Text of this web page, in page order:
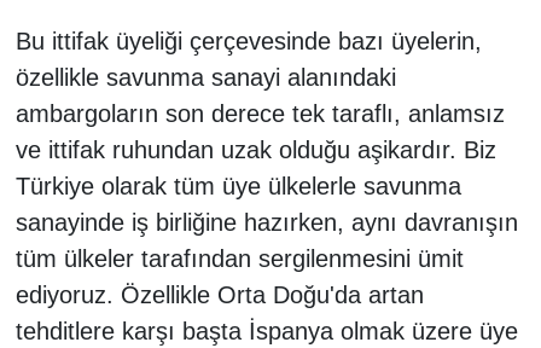
Bu ittifak üyeliği çerçevesinde bazı üyelerin,
özellikle savunma sanayi alanındaki
ambargoların son derece tek taraflı, anlamsız
ve ittifak ruhundan uzak olduğu aşikardır. Biz
Türkiye olarak tüm üye ülkelerle savunma
sanayinde iş birliğine hazırken, aynı davranışın
tüm ülkeler tarafından sergilenmesini ümit
ediyoruz. Özellikle Orta Doğu'da artan
tehditlere karşı başta İspanya olmak üzere üye